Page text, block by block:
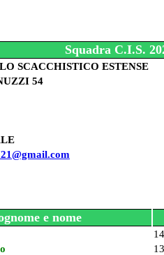
Squadra C.I.S.
SCACCHISTICO ESTENSE
54
e nome